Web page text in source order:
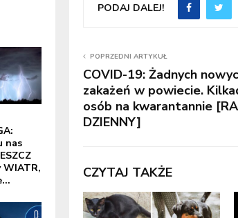
PODAJ DALEJ!
POPRZEDNI ARTYKUŁ
COVID-19: Żadnych
zakażeń w powiecie.
osób na kwarantannie
DZIENNY]
CZYTAJ TAKŻE
nas
WIATR,